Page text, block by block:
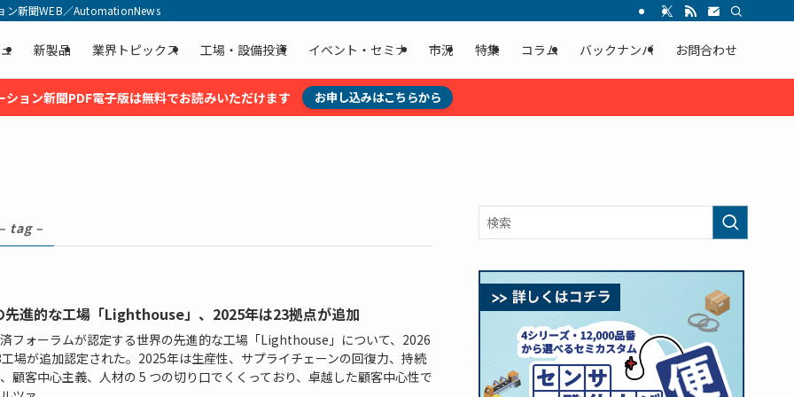
ン新聞WEB／AutomationNews
新製品 業界トピックス 工場・設備投資 イベント・セミナ 市況 特集 コラム バックナンバ お問合わせ
ション新聞PDF電子版は無料でお読みいただけます お申し込みはこちらから
tag –
先進的な工場「Lighthouse」、2025年は23拠点が追加
フォーラムが認定する世界の先進的な工場「Lighthouse」について、2026
場が追加認定された。2025年は生産性、サプライチェーンの回復力、持続
顧客中心主義、人材の 5 つの切り口でくくっており、卓越した顧客中心性で